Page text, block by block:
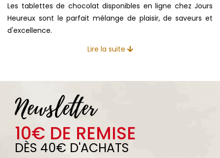
Les tablettes de chocolat disponibles en ligne chez Jours
Heureux sont le parfait mélange de plaisir, de saveurs et
d'excellence.
Lire la suite
Newsletter
10€ DE REMISE
DÈS 40€ D'ACHATS